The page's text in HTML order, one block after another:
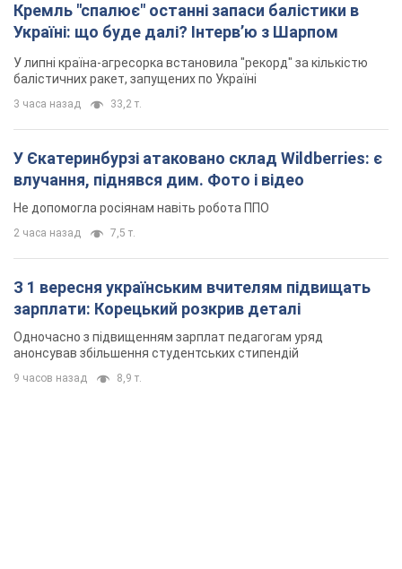
Кремль "спалює" останні запаси балістики в
Україні: що буде далі? Інтерв’ю з Шарпом
У липні країна-агресорка встановила "рекорд" за кількістю
балістичних ракет, запущених по Україні
3 часа назад 33,2 т.
У Єкатеринбурзі атаковано склад Wildberries: є
влучання, піднявся дим. Фото і відео
Не допомогла росіянам навіть робота ППО
2 часа назад 7,5 т.
З 1 вересня українським вчителям підвищать
зарплати: Корецький розкрив деталі
Одночасно з підвищенням зарплат педагогам уряд
анонсував збільшення студентських стипендій
9 часов назад 8,9 т.